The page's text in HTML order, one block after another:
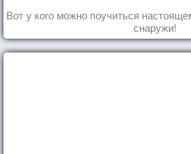
Вот у кого можно поучиться
снаружи!